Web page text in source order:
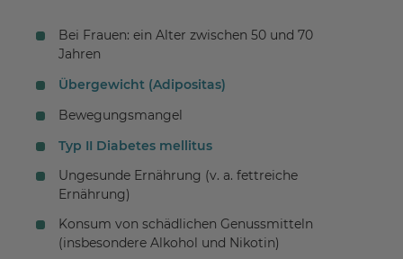
Bei Frauen: ein Alter zwischen 50 und 70
Jahren
Übergewicht (Adipositas)
Bewegungsmangel
Typ II Diabetes mellitus
Ungesunde Ernährung (v. a. fettreiche
Ernährung)
Konsum von schädlichen Genussmitteln
(insbesondere Alkohol und Nikotin)